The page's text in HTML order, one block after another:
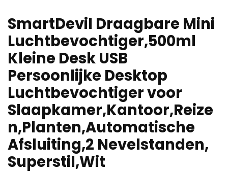
SmartDevil Draagbare Mini
Luchtbevochtiger,500ml
Kleine Desk USB
Persoonlijke Desktop
Luchtbevochtiger voor
Slaapkamer,Kantoor,Reize
n,Planten,Automatische
Afsluiting,2 Nevelstanden,
Superstil,Wit